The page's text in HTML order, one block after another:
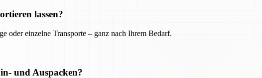
lassen?
oder einzelne Transporte – ganz nach Ihrem Bedarf.
und Auspacken?